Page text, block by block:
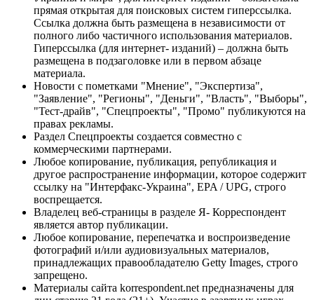
прямая открытая для поисковых систем гиперссылка.
Ссылка должна быть размещена в независимости от
полного либо частичного использования материалов.
Гиперссылка (для интернет- изданий) – должна быть
размещена в подзаголовке или в первом абзаце
материала.
Новости с пометками "Мнение", "Экспертиза",
"Заявление", "Регионы", "Деньги", "Власть", "Выборы",
"Тест-драйв", "Спецпроекты", "Промо" публикуются на
правах рекламы.
Раздел Спецпроекты создается совместно с
коммерческими партнерами.
Любое копирование, публикация, републикация и
другое распространение информации, которое содержит
ссылку на "Интерфакс-Украина", EPA / UPG, строго
воспрещается.
Владелец веб-страницы в разделе Я- Корреспондент
является автор публикации.
Любое копирование, перепечатка и воспроизведение
фотографий и/или аудиовизуальных материалов,
принадлежащих правообладателю Getty Images, строго
запрещено.
Материалы сайта korrespondent.net предназначены для